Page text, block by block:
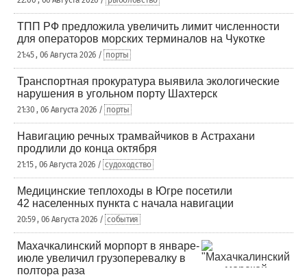
ТПП РФ предложила увеличить лимит численности
для операторов морских терминалов на Чукотке
21:45 , 06 Августа 2026 / порты
Транспортная прокуратура выявила экологические
нарушения в угольном порту Шахтерск
21:30 , 06 Августа 2026 / порты
Навигацию речных трамвайчиков в Астрахани
продлили до конца октября
21:15 , 06 Августа 2026 / судоходство
Медицинские теплоходы в Югре посетили
42 населенных пункта с начала навигации
20:59 , 06 Августа 2026 / события
Махачкалинский морпорт в январе-
июле увеличил грузоперевалку в
полтора раза